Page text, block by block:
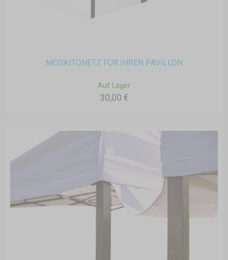
MOSKITONETZ FÜR IHREN PAVILLON
Auf Lager
30,00 €